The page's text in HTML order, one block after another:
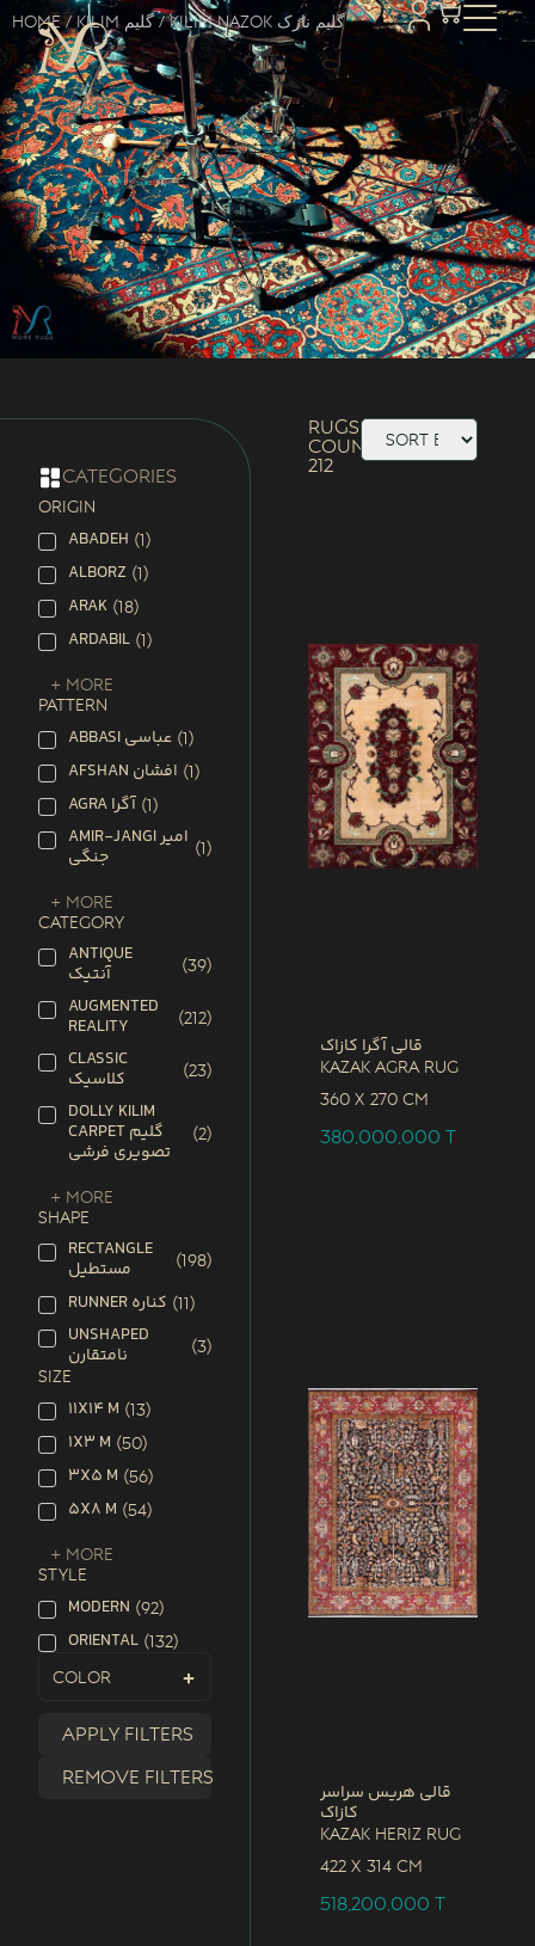
Home/ Kilim گلیم / Kilim Nazok گلیم نازک
categories
ORIGIN
ABADEH (1)
ALBORZ (1)
ARAK (18)
ARDABIL (1)
+ More
PATTERN
ABBASI عباسی (1)
AFSHAN افشان (1)
AGRA آگرا (1)
AMIR-JANGI امیر
جنگی (1)
+ More
CATEGORY
ANTIQUE
آنتیک (39)
AUGMENTED
REALITY (212)
CLASSIC
کلاسیک (23)
DOLLY KILIM
CARPET گلیم
تصویری فرشی
(2)
+ More
SHAPE
RECTANGLE
مستطیل (198)
RUNNER کناره (11)
UNSHAPED
نامتقارن (3)
SIZE
11X14 M (13)
1X3 M (50)
3X5 M (56)
5X8 M (54)
+ More
STYLE
MODERN (92)
ORIENTAL (132)
Color
Apply filters
Remove filters
Rugs
Count:
212
قالی آگرا کازاک
Kazak Agra Rug
360 x 270 CM
380,000,000T
قالی هریس سراسر
کازاک
Kazak Heriz Rug
422 x 314 CM
518,200,000T